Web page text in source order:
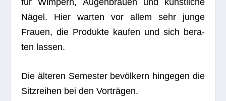
Nägel. Hier war­ten vor allem sehr junge
Frauen, die Pro­dukte kau­fen und sich bera­
ten lassen.
Die älte­ren Semes­ter bevöl­kern hin­ge­gen die
Sitz­rei­hen bei den Vorträgen.